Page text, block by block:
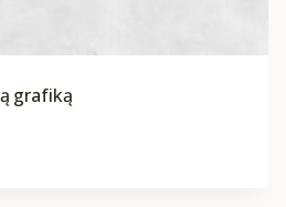
grafiką